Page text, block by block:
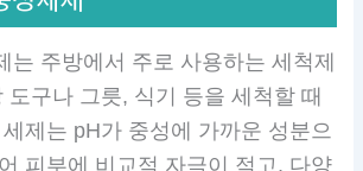
는 주방에서 주로 사용하는 세척제
도구나 그릇, 식기 등을 세척할 때
제는 pH가 중성에 가까운 성분으
피부에 비교적 자극이 적고, 다양